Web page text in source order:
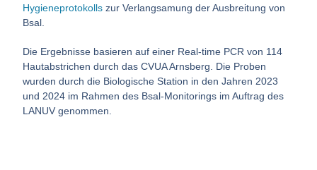
Hygieneprotokolls zur Verlangsamung der Ausbreitung von
Bsal.
Die Ergebnisse basieren auf einer Real-time PCR von 114
Hautabstrichen durch das CVUA Arnsberg. Die Proben
wurden durch die Biologische Station in den Jahren 2023
und 2024 im Rahmen des Bsal-Monitorings im Auftrag des
LANUV genommen.